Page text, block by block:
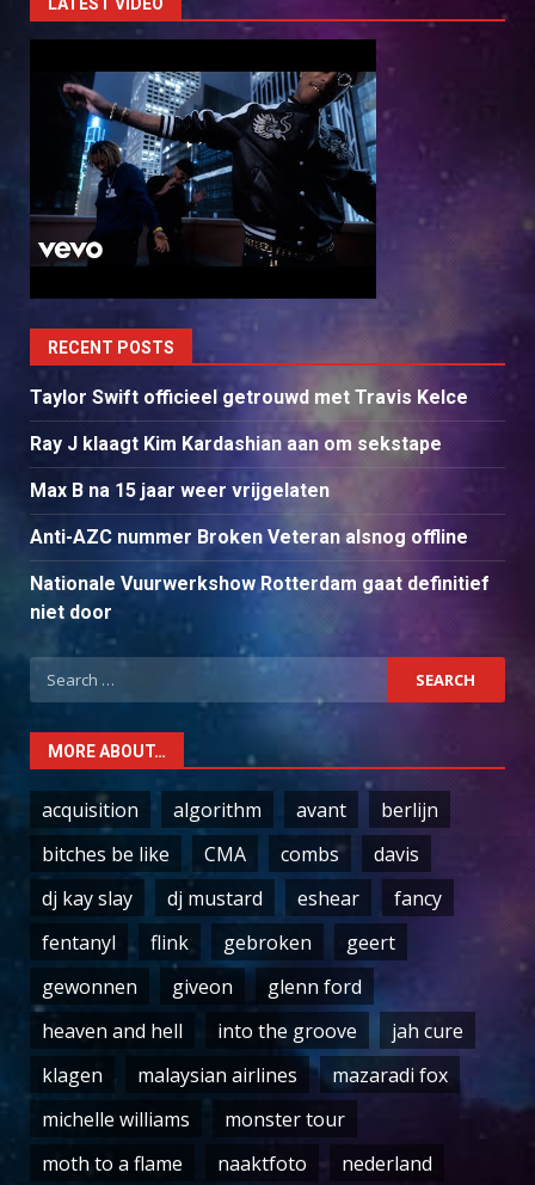
RECENT POSTS
Taylor Swift officieel getrouwd met Travis Kelce
Ray J klaagt Kim Kardashian aan om sekstape
Max B na 15 jaar weer vrijgelaten
Anti-AZC nummer Broken Veteran alsnog offline
Nationale Vuurwerkshow Rotterdam gaat definitief
niet door
Search
for:
MORE ABOUT…
acquisition algorithm avant
berlijn
bitches be like
CMA combs
davis
dj kay slay
dj mustard eshear
fancy
fentanyl
flink gebroken
geert
gewonnen
giveon
glenn ford
heaven and hell
into the groove
jah cure
klagen
malaysian airlines
mazaradi fox
michelle williams
monster tour
moth to a flame
naaktfoto nederland